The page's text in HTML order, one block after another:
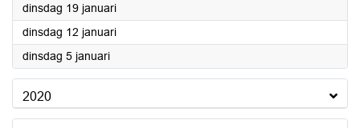
dinsdag 19 januari2021
dinsdag 12 januari2021
dinsdag 5 januari2021
2020